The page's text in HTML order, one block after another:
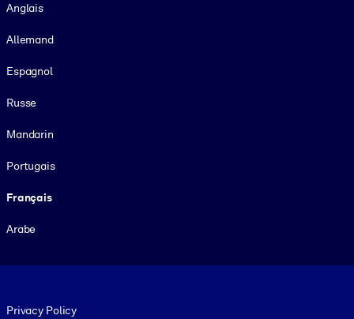
Anglais
Allemand
Espagnol
Russe
Mandarin
Portugais
Français
Arabe
Privacy Policy